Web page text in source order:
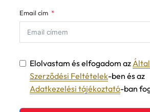
Email cím
Elolvastam és elfogadom az
Szerződési Feltételek-ben és az
Adatkezelési tájékoztató-ban